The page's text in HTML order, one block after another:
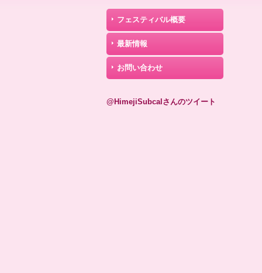
フェスティバル概要
最新情報
お問い合わせ
@HimejiSubcalさんのツイート